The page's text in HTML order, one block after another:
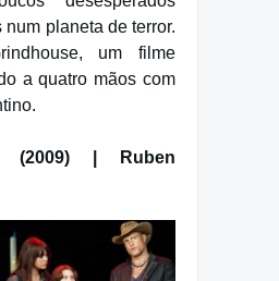
planeta de terror.
um filme
a quatro mãos com
(2009) | Ruben